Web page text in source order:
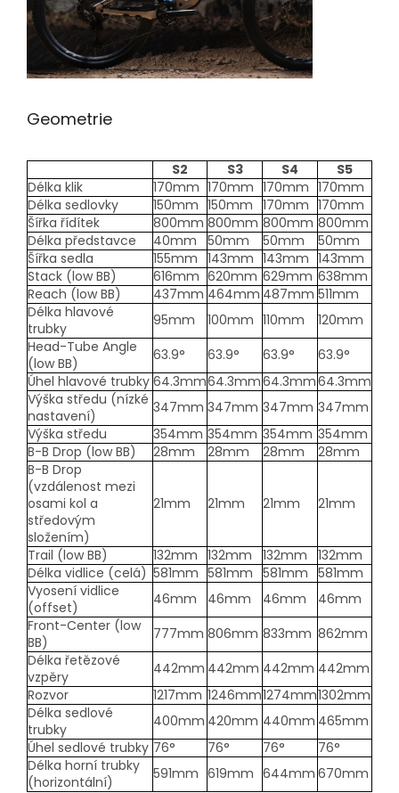
Geometrie
S2 S3 S4
S5
Délka klik
170mm 170mm 170mm 170mm
Délka sedlovky
150mm 150mm 170mm 170mm
Šířka řídítek
800mm 800mm 800mm 800mm
Délka představce
40mm 50mm 50mm
50mm
Šířka sedla
155mm 143mm 143mm 143mm
Stack (low BB)
616mm 620mm 629mm 638mm
Reach (low BB)
437mm 464mm 487mm 511mm
Délka hlavové
trubky
95mm 100mm 110mm
120mm
Head-Tube Angle
(low BB)
63.9° 63.9° 63.9°
63.9°
Úhel hlavové trubky 64.3mm64.3mm64.3mm64.3mm
Výška středu (nízké
nastavení)
347mm 347mm 347mm 347mm
Výška středu
354mm 354mm 354mm 354mm
B-B Drop (low BB)
28mm 28mm 28mm
28mm
B-B Drop
(vzdálenost mezi
osami kol a
středovým
složením)
21mm 21mm 21mm 21mm
Trail (low BB) 132mm 132mm 132mm
132mm
Délka vidlice (celá) 581mm 581mm 581mm 581mm
Vyosení vidlice
(offset)
46mm 46mm 46mm
46mm
Front-Center (low
BB)
777mm 806mm 833mm 862mm
Délka řetězové
vzpěry
442mm 442mm 442mm 442mm
Rozvor
1217mm 1246mm1274mm1302mm
Délka sedlové
trubky
400mm 420mm 440mm 465mm
Úhel sedlové trubky 76° 76° 76°
76°
Délka horní trubky
(horizontální)
591mm 619mm 644mm 670mm